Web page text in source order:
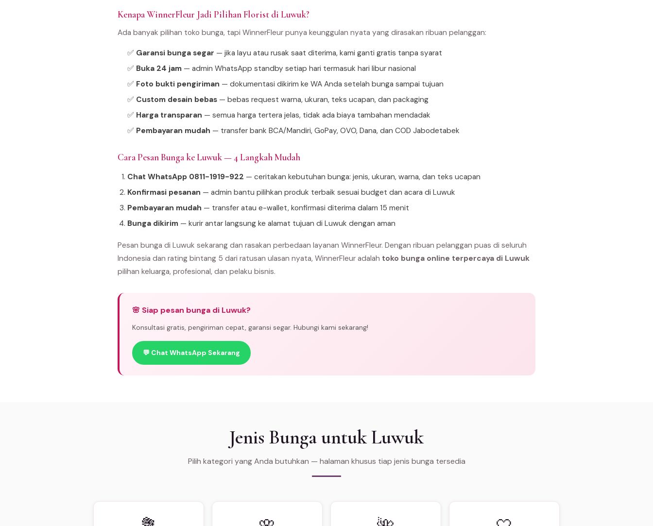
Kenapa WinnerFleur Jadi Pilihan Florist di Luwuk?
Ada banyak pilihan toko bunga, tapi WinnerFleur punya keunggulan nyata yang dirasakan ribuan pelanggan:
✅ Garansi bunga segar — jika layu atau rusak saat diterima, kami ganti gratis tanpa syarat
✅ Buka 24 jam — admin WhatsApp standby setiap hari termasuk hari libur nasional
✅ Foto bukti pengiriman — dokumentasi dikirim ke WA Anda setelah bunga sampai tujuan
✅ Custom desain bebas — bebas request warna, ukuran, teks ucapan, dan packaging
✅ Harga transparan — semua harga tertera jelas, tidak ada biaya tambahan mendadak
✅ Pembayaran mudah — transfer bank BCA/Mandiri, GoPay, OVO, Dana, dan COD Jabodetabek
Cara Pesan Bunga ke Luwuk — 4 Langkah Mudah
Chat WhatsApp 0811-1919-922 — ceritakan kebutuhan bunga: jenis, ukuran, warna, dan teks ucapan
Konfirmasi pesanan — admin bantu pilihkan produk terbaik sesuai budget dan acara di Luwuk
Pembayaran mudah — transfer atau e-wallet, konfirmasi diterima dalam 15 menit
Bunga dikirim — kurir antar langsung ke alamat tujuan di Luwuk dengan aman
Pesan bunga di Luwuk sekarang dan rasakan perbedaan layanan WinnerFleur. Dengan ribuan pelanggan puas di seluruh
Indonesia dan rating bintang 5 dari ratusan ulasan nyata, WinnerFleur adalah toko bunga online terpercaya di Luwuk
pilihan keluarga, profesional, dan pelaku bisnis.
🌸 Siap pesan bunga di Luwuk?
Konsultasi gratis, pengiriman cepat, garansi segar. Hubungi kami sekarang!
💬 Chat WhatsApp Sekarang
Jenis Bunga untuk Luwuk
Pilih kategori yang Anda butuhkan — halaman khusus tiap jenis bunga tersedia